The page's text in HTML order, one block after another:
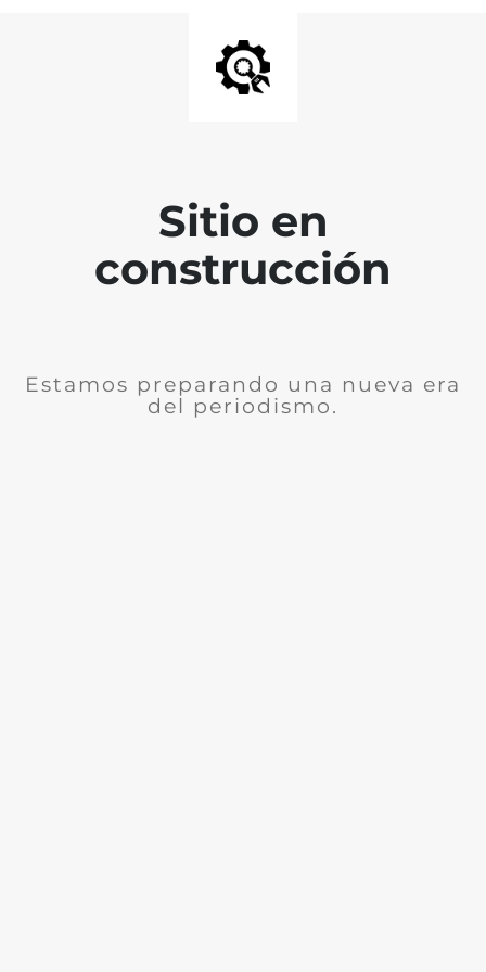
Sitio en
construcción
Estamos preparando una nueva era
del periodismo.